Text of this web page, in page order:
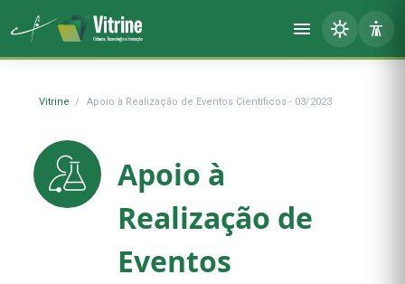
Vitrine Apoio à Realização de Eventos Científicos - 03/2023
Apoio à
Realização de
Eventos